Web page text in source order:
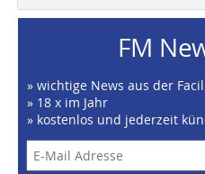
FM
» wichtige News aus der
» 18 x im Jahr
» kostenlos und jederzeit